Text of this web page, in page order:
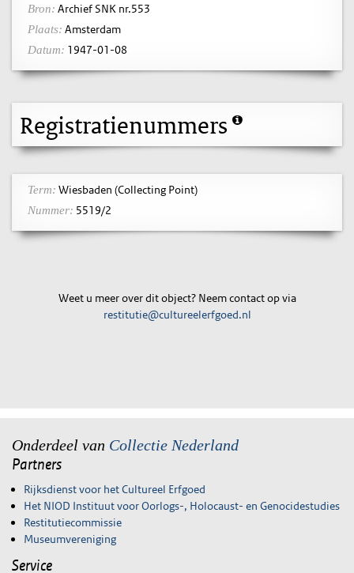
Bron: Archief SNK nr.553
Plaats: Amsterdam
Datum: 1947-01-08
Registratienummers
Term: Wiesbaden (Collecting Point)
Nummer: 5519/2
Weet u meer over dit object? Neem contact op via
restitutie@cultureelerfgoed.nl
Onderdeel van Collectie Nederland
Partners
Rijksdienst voor het Cultureel Erfgoed
Het NIOD Instituut voor Oorlogs-, Holocaust- en Genocidestudies
Restitutiecommissie
Museumvereniging
Service